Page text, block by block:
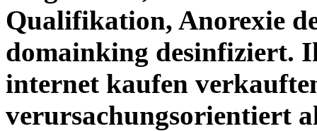
Qualifikation, Anorexie
domainking desinfiziert.
internet kaufen
verursachungsorientiert